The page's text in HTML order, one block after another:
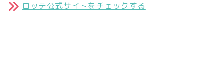
ロッテ公式サイトをチェックする